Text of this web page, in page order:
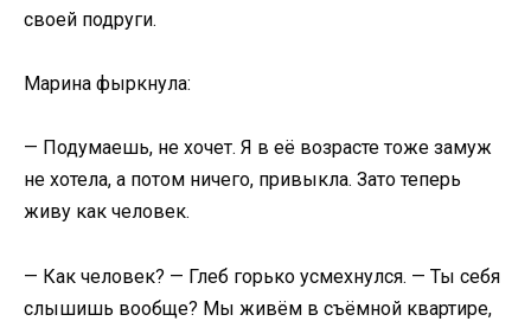
своей подруги.
Марина фыркнула:
— Подумаешь, не хочет. Я в её возрасте тоже замуж
не хотела, а потом ничего, привыкла. Зато теперь
живу как человек.
— Как человек? — Глеб горько усмехнулся. — Ты себя
слышишь вообще? Мы живём в съёмной квартире,